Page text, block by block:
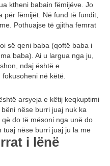
ktheni babain fëmijëve. Jo
për fëmijët. Në fund të fundit,
Pothuajse të gjitha femrat
së qeni baba (qoftë baba i
baba). Ai u largua nga ju,
ndaj është e
në këtë.
arsyeja e këtij keqkuptimi
nëse burri juaj nuk ka
do të mësoni nga unë do
tuaj nëse burri juaj ju la me
i lënë